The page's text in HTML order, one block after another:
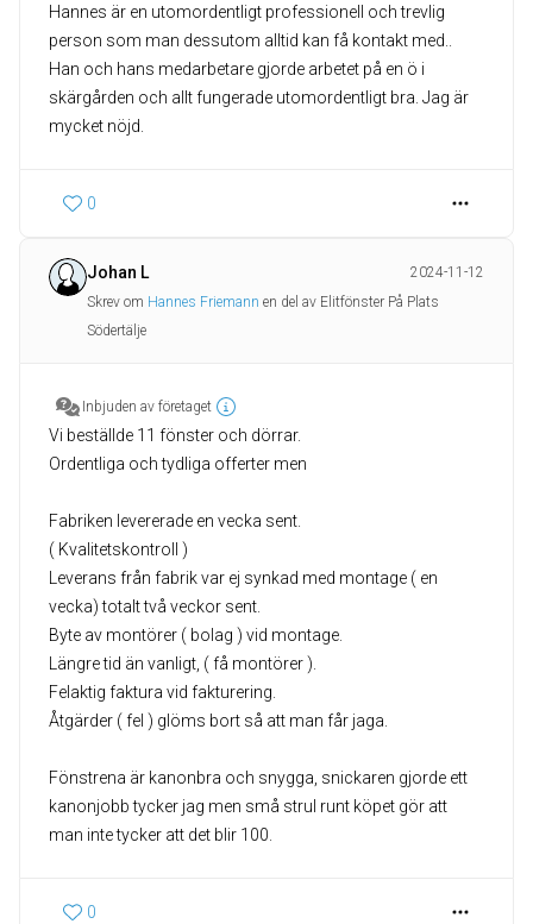
Hannes är en utomordentligt professionell och trevlig
person som man dessutom alltid kan få kontakt med..
Han och hans medarbetare gjorde arbetet på en ö i
skärgården och allt fungerade utomordentligt bra. Jag är
mycket nöjd.
0
Johan L
2024-11-12
Skrev om Hannes Friemann en del av Elitfönster På Plats
Södertälje
Inbjuden av företaget
Vi beställde 11 fönster och dörrar.
Ordentliga och tydliga offerter men
Fabriken levererade en vecka sent.
( Kvalitetskontroll )
Leverans från fabrik var ej synkad med montage ( en
vecka) totalt två veckor sent.
Byte av montörer ( bolag ) vid montage.
Längre tid än vanligt, ( få montörer ).
Felaktig faktura vid fakturering.
Åtgärder ( fel ) glöms bort så att man får jaga.
Fönstrena är kanonbra och snygga, snickaren gjorde ett
kanonjobb tycker jag men små strul runt köpet gör att
0